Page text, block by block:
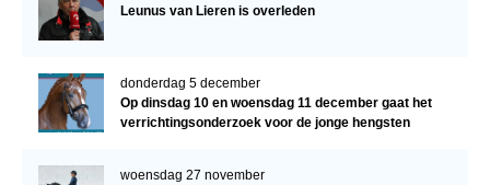
Leunus van Lieren is overleden
donderdag 5 december
Op dinsdag 10 en woensdag 11 december gaat het
verrichtingsonderzoek voor de jonge hengsten
woensdag 27 november